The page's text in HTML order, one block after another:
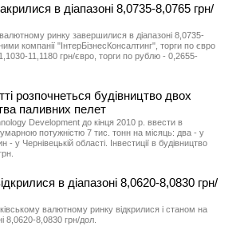
в діапазоні 8,0735-8,0765 грн/
ринку завершилися в діапазоні 8,0735-
компанії "ІнтерБізнесКонсалтинг", торги по євро
11,1180 грн/євро, торги по рублю - 0,2655-
розпочнеться будівництво двох
паливних пелет
Development до кінця 2010 р. ввести в
потужністю 7 тис. тонн на місяць: два - у
- у Чернівецькій області. Інвестиції в будівництво
в діапазоні 8,0620-8,0830 грн/
валютному ринку відкрилися і станом на
8,0620-8,0830 грн/дол.